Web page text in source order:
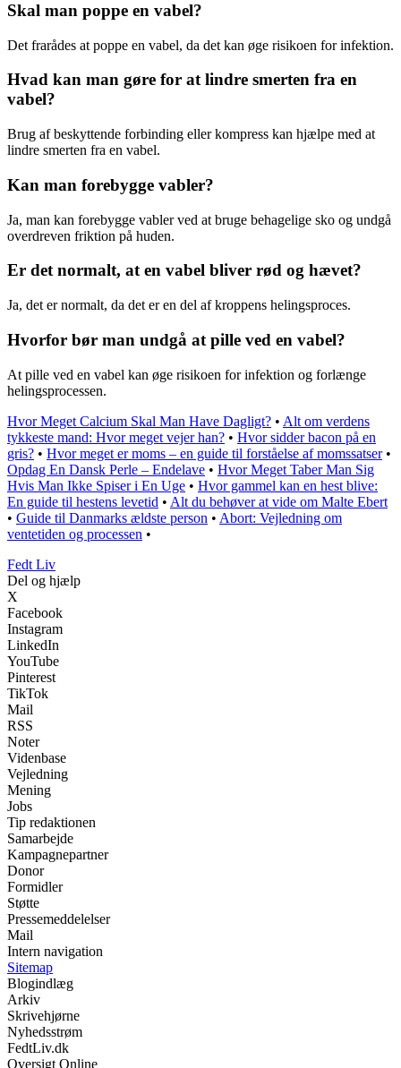
Skal man poppe en vabel?
Det frarådes at poppe en vabel, da det kan øge risikoen for infektion.
Hvad kan man gøre for at lindre smerten fra en
vabel?
Brug af beskyttende forbinding eller kompress kan hjælpe med at
lindre smerten fra en vabel.
Kan man forebygge vabler?
Ja, man kan forebygge vabler ved at bruge behagelige sko og undgå
overdreven friktion på huden.
Er det normalt, at en vabel bliver rød og hævet?
Ja, det er normalt, da det er en del af kroppens helingsproces.
Hvorfor bør man undgå at pille ved en vabel?
At pille ved en vabel kan øge risikoen for infektion og forlænge
helingsprocessen.
Hvor Meget Calcium Skal Man Have Dagligt? • Alt om verdens
tykkeste mand: Hvor meget vejer han? • Hvor sidder bacon på en
gris? • Hvor meget er moms – en guide til forståelse af momssatser•
Opdag En Dansk Perle – Endelave • Hvor Meget Taber Man Sig
Hvis Man Ikke Spiser i En Uge • Hvor gammel kan en hest blive:
En guide til hestens levetid • Alt du behøver at vide om Malte Ebert
• Guide til Danmarks ældste person • Abort: Vejledning om
ventetiden og processen •
Fedt Liv
Del og hjælp
X
Facebook
Instagram
LinkedIn
YouTube
Pinterest
TikTok
Mail
RSS
Noter
Videnbase
Vejledning
Mening
Jobs
Tip redaktionen
Samarbejde
Kampagnepartner
Donor
Formidler
Støtte
Pressemeddelelser
Mail
Intern navigation
Sitemap
Blogindlæg
Arkiv
Skrivehjørne
Nyhedsstrøm
FedtLiv.dk
Oversigt Online